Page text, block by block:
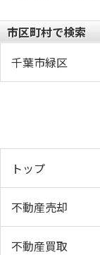
市区町村で検索
千葉市緑区
トップ
不動産売却
不動産買取